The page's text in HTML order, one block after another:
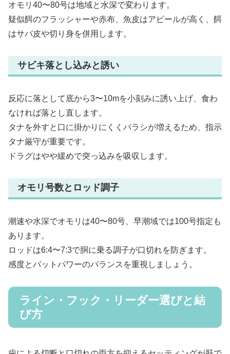
オモリ40〜80号は地域と水深で変わります。
疑似餌のフラッシャーや赤布、魚皮はアピールが高く、餌
はサバ皮や切り身を併用します。
サビキ落とし込みと誘い
反応に落として底から3〜10mを小刻みに誘い上げ、食わ
なければ落とし直します。
タナを外すと口に掛かりにくくバラシが増えるため、指示
タナ厳守が重要です。
ドラグはやや緩めで突っ込みを吸収します。
オモリ号数とロッド調子
潮速や水深でオモリは40〜80号、早潮域では100号指定も
あります。
ロッドは6:4〜7:3で胴に乗る調子が口切れを防ぎます。
感度とバットパワーのバランスを重視しましょう。
ライン・フック・リーダー選びと結
び方